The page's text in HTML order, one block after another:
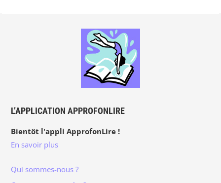
L’APPLICATION APPROFONLIRE
Bientôt l'appli ApprofonLire !
En savoir plus
Qui sommes-nous ?